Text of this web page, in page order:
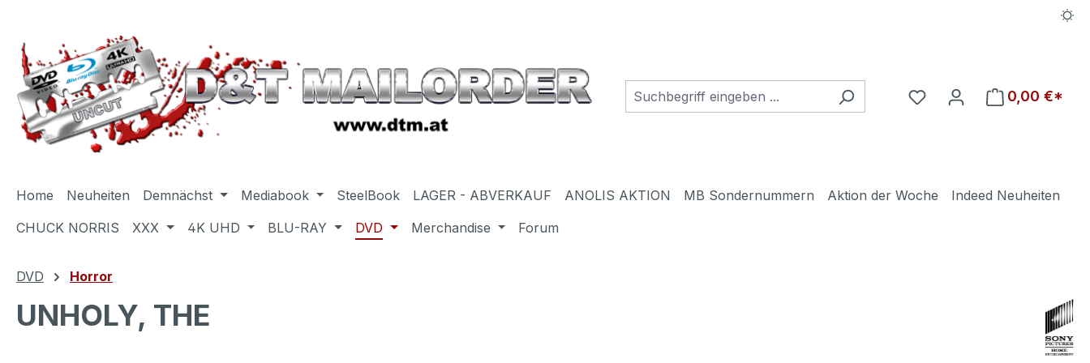
Du hast 0 Produkte auf
0,00 €*
Home Neuheiten Demnächst Mediabook SteelBook LAGER - ABVERKAUF ANOLIS AKTION MB Sondernummern Aktion der Woche
Indeed Neuheiten
CHUCK NORRIS
XXX 4K UHD BLU-RAY DVD Merchandise Forum
DVD Horror
UNHOLY, THE